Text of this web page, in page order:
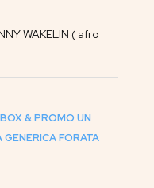
WAKELIN ( afro
& PROMO UN
FORATA